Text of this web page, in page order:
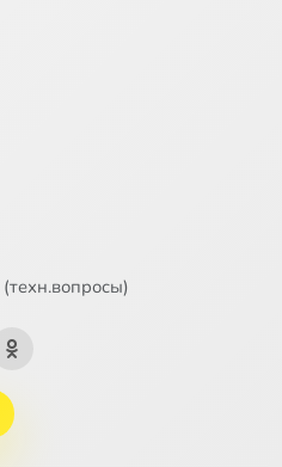
(техн.вопросы)